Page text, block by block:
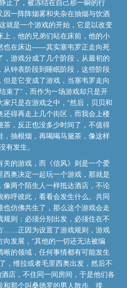
止了，被冻结在自己那一瞬的行
因一阵阵烟雾和夹杂在抽烟与饮酒
就是一个游戏的开始，它是以改变
上，他的兄弟们站在床前，他的小
也在床边——其实塞韦罗正走向死
，游戏分成了几个阶段，从最初的
从钟表阶段到睡眠阶段，这些阶段
是它变成了游戏，当塞韦罗走向
束了”，而作为一场游戏却只是开
只是在游戏之中，“然后，贝贝和
还得再走上几个街区，而我会上楼
茶，反正也没多少时间了，不值得
，抽根烟，再喝喝马黛茶，像这样
有发生。
关的游戏，而《信风》则是一个爱
西奥决定一起玩一个游戏，那就是
像两个陌生人一样抵达酒店，不论
呼彼此，看看会发生什么。共同
也仿佛共生了，那么这个游戏会走
规则：必须分别出发，必须住在不
……正因为设置了游戏规则，游戏
发展，“其他的一切还无法被编
晰的领域，任何事情都有可能发生
，维拉或者毛里西奥出发，然后不
酒店，不住同一间房间，于是他们各
和那个叫桑德罗的男人散步、接